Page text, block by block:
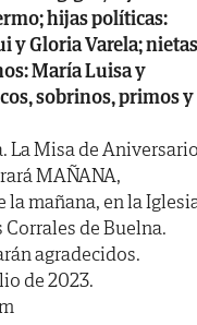
hijas políticas:
y Gloria Varela;
María Luisa y
sobrinos, primos y
La Misa de
MAÑANA,
la mañana, en la
Corrales de Buelna.
agradecidos.
de 2023.